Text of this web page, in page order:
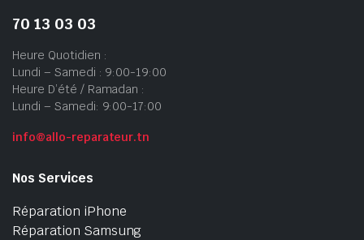
70 13 03 03
Heure Quotidien :
Lundi – Samedi : 9:00-19:00
Heure D’été / Ramadan :
Lundi – Samedi: 9:00-17:00
info@allo-reparateur.tn
Nos Services
Réparation iPhone
Réparation Samsung